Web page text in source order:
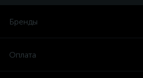
Бренды
Оплата